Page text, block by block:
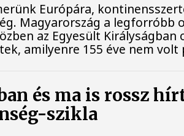
Európára,
Magyarország a legforróbb
az Egyesült Királyságban
amilyenre 155 éve nem
és ma is rossz
szikla